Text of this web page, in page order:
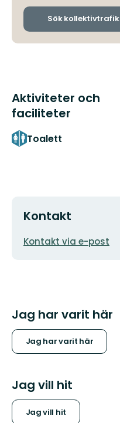
Sök kollektivtrafik
Aktiviteter och
faciliteter
Toalett
Kontakt
E-
Kontakt via e-post
Jag har varit här
Jag har varit här
Jag vill hit
Jag vill hit